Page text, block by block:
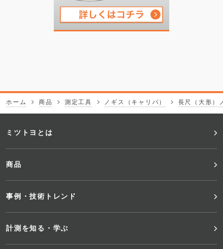
ホーム 商品 測定工具 ノギス（キャリパ） 長尺（大形）
フ
ッ
タ
ー
メ
ミツトヨとは
商品
事例・技術トレンド
計測を知る・学ぶ